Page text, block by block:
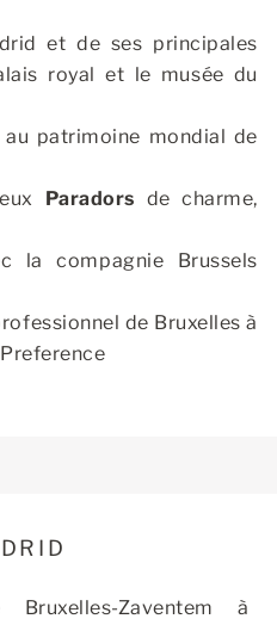
et de ses principales
royal et le musée du
au patrimoine mondial de
Paradors de charme,
la compagnie Brussels
de Bruxelles à
Zaventem à